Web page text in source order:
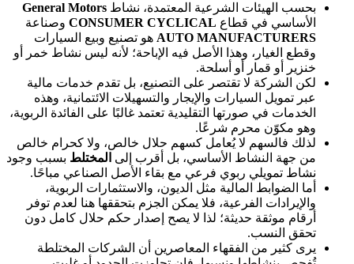
بحسب الهيئات الشرعية المعتمدة، نشاط General Motors
الأساسي في قطاع CONSUMER CYCLICALوصناعة
AUTO MANUFACTURERSهو تصنيع وبيع السيارات
وقطع الغيار، وهذا الأصل فيه الإباحة؛ لأنه ليس نشاط خمر أو
خنزير أو قمار أو أسلحة.
لكن الشركة لا تقتصر على التصنيع، بل تقدم خدمات مالية
عبر تمويل السيارات والإيجار والتسهيلات الائتمانية، وهذه
الخدمات في صورتها التقليدية تعتمد غالبًا على الفائدة الربوية،
وهو مكوّن محرم شرعًا.
لذلك فالسهم لا يُعامل كسهم حلال خالص، ولا كحرام خالص
من جهة النشاط الأساسي، بل أقرب إلى المختلطبسبب وجود
نشاط تمويلي ربوي فرعي مع بقاء الأصل الصناعي مباحًا.
أما الضوابط المالية مثل الديون، والاستثمارات الربوية،
والإيرادات الفرعية، فلا يمكن الجزم بتحققها هنا لعدم توفر
أرقام موثقة حديثة؛ لذا لا يصح إصدار حكم حلال كامل دون
تحقق النسب.
يرى كثير من الفقهاء المعاصرين أن الشركات المختلطة